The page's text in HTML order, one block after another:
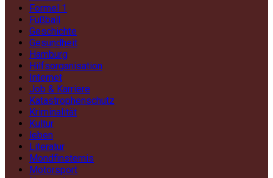
Formel 1
Fußball
Geschichte
Gesundheit
Hamburg
Hilfsorganisation
Internet
Job & Karriere
Katastrophenschutz
Kriminalität
Kultur
leben
Literatur
Mondfinsternis
Motorsport